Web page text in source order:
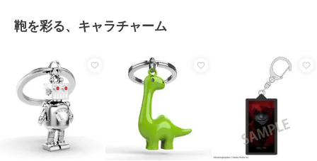
鞄を彩る、キャラチャーム